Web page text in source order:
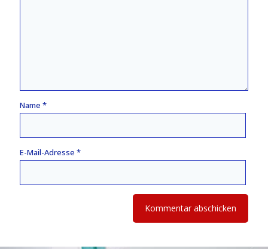
Name *
E-Mail-Adresse *